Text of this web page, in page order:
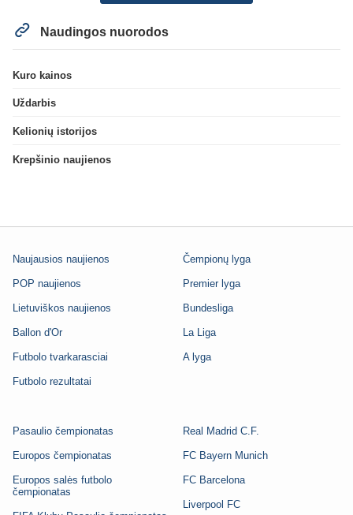
Naudingos nuorodos
Kuro kainos
Uždarbis
Kelionių istorijos
Krepšinio naujienos
Naujausios naujienos
POP naujienos
Lietuviškos naujienos
Ballon d'Or
Futbolo tvarkarasciai
Futbolo rezultatai
Čempionų lyga
Premier lyga
Bundesliga
La Liga
A lyga
Pasaulio čempionatas
Europos čempionatas
Europos salės futbolo
čempionatas
Real Madrid C.F.
FC Bayern Munich
FC Barcelona
Liverpool FC